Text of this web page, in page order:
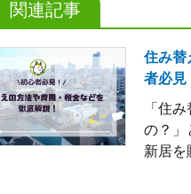
関連記事
住み替
者必見
「住
の？」
新居を